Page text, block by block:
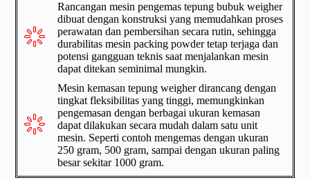
Rancangan mesin pengemas tepung bubuk weigher
dibuat dengan konstruksi yang memudahkan proses
perawatan dan pembersihan secara rutin, sehingga
durabilitas mesin packing powder tetap terjaga dan
potensi gangguan teknis saat menjalankan mesin
dapat ditekan seminimal mungkin.
Mesin kemasan tepung weigher dirancang dengan
tingkat fleksibilitas yang tinggi, memungkinkan
pengemasan dengan berbagai ukuran kemasan
dapat dilakukan secara mudah dalam satu unit
mesin. Seperti contoh mengemas dengan ukuran
250 gram, 500 gram, sampai dengan ukuran paling
besar sekitar 1000 gram.